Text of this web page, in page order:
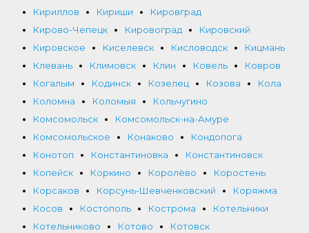
Кириллов
Кириши
Кировград
Кирово-Чепецк
Кировоград
Кировский
Кировское
Киселевск Кисловодск
Кицмань
Клевань
Климовск Клин Ковель
Ковров
Когалым
Кодинск Козелец Козова
Кола
Коломна
Коломыя
Кольчугино
Комсомольск
Комсомольск-на-Амуре
Комсомольское
Конаково
Кондопога
Конотоп
Константиновка
Константиновск
Копейск
Коркино Королёво
Коростень
Корсаков
Корсунь-Шевченковский
Коряжма
Косов
Костополь Кострома
Котельники
Котельниково
Котово
Котовск